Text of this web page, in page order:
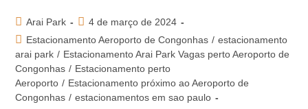
Arai Park
4 de março de 2024
Estacionamento Aeroporto de Congonhas / estacionamento
arai park / Estacionamento Arai Park Vagas perto Aeroporto de
Congonhas / Estacionamento perto
Aeroporto / Estacionamento próximo ao Aeroporto de
Congonhas / estacionamentos em sao paulo